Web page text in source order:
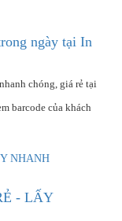
ngày tại In
chóng, giá rẻ tại
barcode của khách
- LẤY